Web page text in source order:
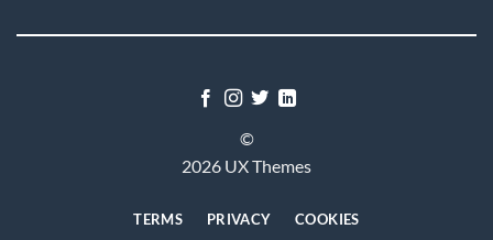
©
2026 UX Themes
TERMS PRIVACY COOKIES